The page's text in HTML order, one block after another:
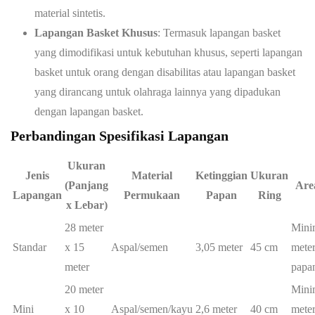
material sintetis.
Lapangan Basket Khusus: Termasuk lapangan basket
yang dimodifikasi untuk kebutuhan khusus, seperti lapangan
basket untuk orang dengan disabilitas atau lapangan basket
yang dirancang untuk olahraga lainnya yang dipadukan
dengan lapangan basket.
Perbandingan Spesifikasi Lapangan
Jenis
Lapangan
Ukuran
(Panjang
x Lebar)
Material
Permukaan
Ketinggian
Papan
Ukuran
Ring
Standar
28 meter
x 15
meter
Aspal/semen 3,05 meter 45 cm
Mini
20 meter
x 10
Aspal/semen/kayu 2,6 meter 40 cm